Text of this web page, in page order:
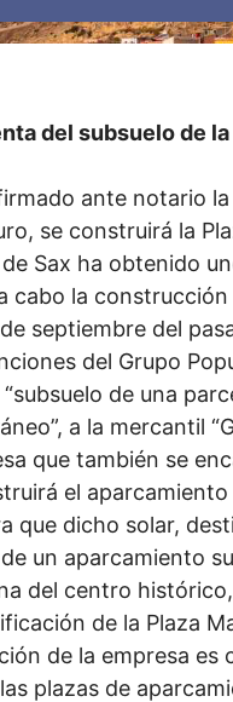
del subsuelo de
ante notario
se construirá la
Sax ha obtenido
cabo la
septiembre del
del Grupo
de una
a la mercantil
que también se
el
que dicho solar,
un aparcamiento
del centro
de la Plaza
de la empresa es
plazas de